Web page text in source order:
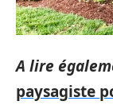
A lire
paysagiste